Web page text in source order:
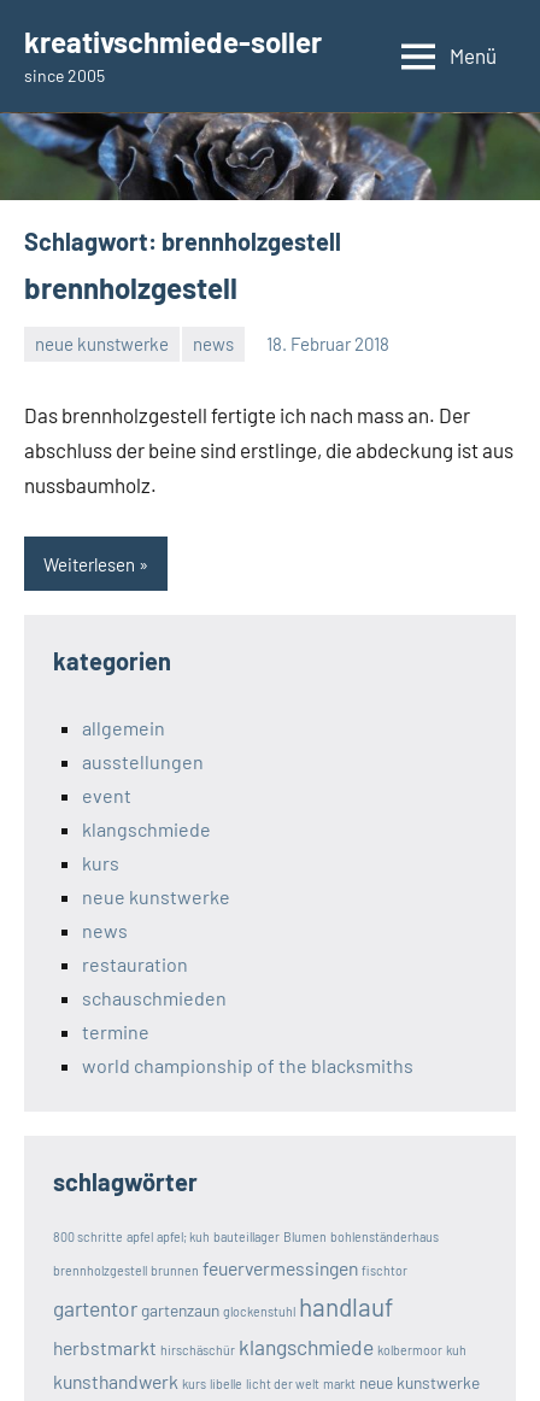
Inhalt
springen
kreativschmiede-soller
since 2005
Menü
Schlagwort: brennholzgestell
brennholzgestell
neue kunstwerke news 18. Februar 2018
Das brennholzgestell fertigte ich nach mass an. Der
abschluss der beine sind erstlinge, die abdeckung ist aus
nussbaumholz.
Weiterlesen
kategorien
allgemein
ausstellungen
event
klangschmiede
kurs
neue kunstwerke
news
restauration
schauschmieden
termine
world championship of the blacksmiths
schlagwörter
800 schritte apfel apfel; kuh bauteillager Blumen bohlenständerhaus
brennholzgestell brunnen feuervermessingen fischtor
gartentor gartenzaun glockenstuhl handlauf
herbstmarkt hirschäschür klangschmiede kolbermoor kuh
kunsthandwerk kurs libelle licht der welt markt neue kunstwerke